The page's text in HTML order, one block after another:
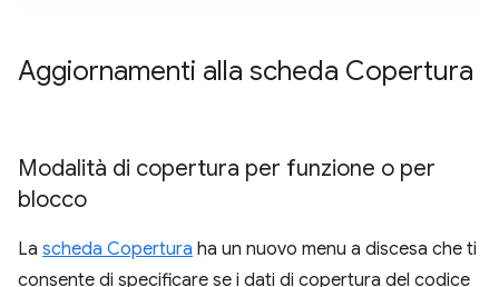
Aggiornamenti alla scheda Copertura
Modalità di copertura per funzione o per
blocco
La scheda Copertura ha un nuovo menu a discesa che ti
consente di specificare se i dati di copertura del codice